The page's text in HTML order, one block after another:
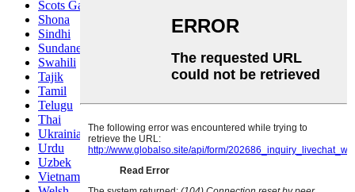
Scots Gaelic
Shona
Sindhi
Sundanese
Swahili
Tajik
Tamil
Telugu
Thai
Ukrainian
Urdu
Uzbek
Vietnamese